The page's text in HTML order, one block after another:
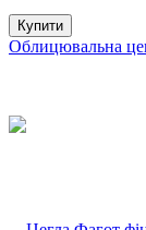
Купити
Облицювальна